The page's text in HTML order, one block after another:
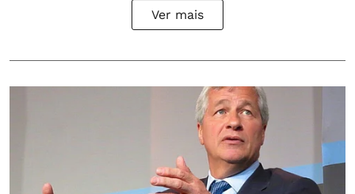
Ver mais